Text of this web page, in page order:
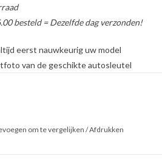
besteld = Dezelfde dag verzonden!
eerst nauwkeurig uw model
van de geschikte autosleutel
om te vergelijken /Afdrukken